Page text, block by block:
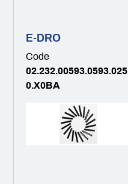
E-DRO
Code
02.232.00593.0593.025
0.X0BA